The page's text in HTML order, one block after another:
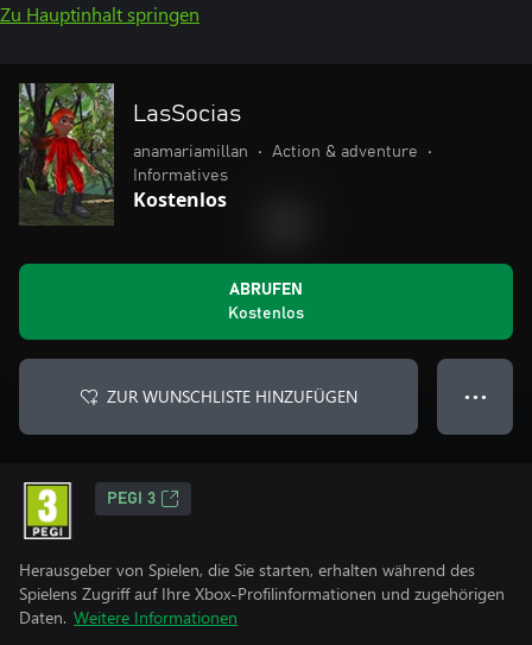
Zu Hauptinhalt springen
LasSocias
anamariamillan • Action & adventure
•
Informatives
Kostenlos
ABRUFEN
Kostenlos
ZUR WUNSCHLISTE HINZUFÜGEN ● ● ●
PEGI 3
Herausgeber von Spielen, die Sie starten, erhalten während des
Spielens Zugriff auf Ihre Xbox-Profilinformationen und zugehörigen
Daten. Weitere Informationen